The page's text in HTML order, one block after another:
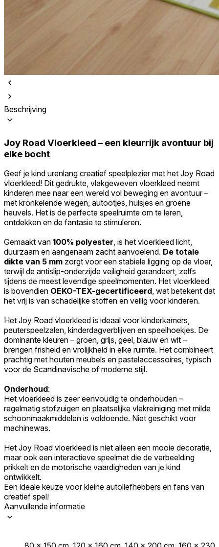
Beschrijving
Joy Road Vloerkleed – een kleurrijk avontuur bij
elke bocht
Geef je kind urenlang creatief speelplezier met het Joy Road
vloerkleed! Dit gedrukte, vlakgeweven vloerkleed neemt
kinderen mee naar een wereld vol beweging en avontuur –
met kronkelende wegen, autootjes, huisjes en groene
heuvels. Het is de perfecte speelruimte om te leren,
ontdekken en de fantasie te stimuleren.
Gemaakt van 100% polyester, is het vloerkleed licht,
duurzaam en aangenaam zacht aanvoelend. De totale
dikte van 5 mm zorgt voor een stabiele ligging op de vloer,
terwijl de antislip-onderzijde veiligheid garandeert, zelfs
tijdens de meest levendige speelmomenten. Het vloerkleed
is bovendien OEKO-TEX-gecertificeerd, wat betekent dat
het vrij is van schadelijke stoffen en veilig voor kinderen.
Het Joy Road vloerkleed is ideaal voor kinderkamers,
peuterspeelzalen, kinderdagverblijven en speelhoekjes. De
dominante kleuren – groen, grijs, geel, blauw en wit –
brengen frisheid en vrolijkheid in elke ruimte. Het combineert
prachtig met houten meubels en pastelaccessoires, typisch
voor de Scandinavische of moderne stijl.
Onderhoud:
Het vloerkleed is zeer eenvoudig te onderhouden –
regelmatig stofzuigen en plaatselijke vlekreiniging met milde
schoonmaakmiddelen is voldoende. Niet geschikt voor
machinewas.
Het Joy Road vloerkleed is niet alleen een mooie decoratie,
maar ook een interactieve speelmat die de verbeelding
prikkelt en de motorische vaardigheden van je kind
ontwikkelt.
Een ideale keuze voor kleine autoliefhebbers en fans van
creatief spel!
Aanvullende informatie